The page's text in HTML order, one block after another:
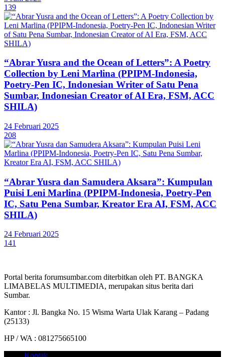
139
“Abrar Yusra and the Ocean of Letters”: A Poetry
Collection by Leni Marlina (PPIPM-Indonesia,
Poetry-Pen IC, Indonesian Writer of Satu Pena
Sumbar, Indonesian Creator of AI Era, FSM, ACC
SHILA)
24 Februari 2025
208
“Abrar Yusra dan Samudera Aksara”: Kumpulan
Puisi Leni Marlina (PPIPM-Indonesia, Poetry-Pen
IC, Satu Pena Sumbar, Kreator Era AI, FSM, ACC
SHILA)
24 Februari 2025
141
Portal berita forumsumbar.com diterbitkan oleh PT. BANGKA
LIMABELAS MULTIMEDIA, merupakan situs berita dari
Sumbar.
Kantor : Jl. Bangka No. 15 Wisma Warta Ulak Karang – Padang
(25133)
HP / WA : 081275665100